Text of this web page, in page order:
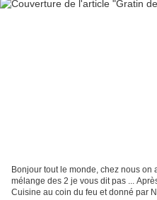
Bonjour tout le monde, chez nous on
mélange des 2 je vous dit pas ...
Cuisine au coin du feu et donné par